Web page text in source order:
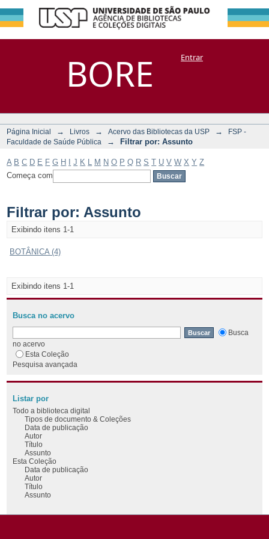
BORE
Filtrar por:
Assunto
DSpace/Manakin + CoriscoEntrar
Página Inicial → Livros → Acervo das Bibliotecas da USP →
FSP -
Faculdade de Saúde Pública
→ Filtrar por: Assunto
A B C D E F G H J K M N O P Q R S T U V W X Y Z
Começa com
Filtrar por: Assunto
Exibindo itens 1-1
BOTÂNICA (4)
Exibindo itens 1-1
Busca no acervo
Busca
no acervo
Esta Coleção
Pesquisa avançada
Listar por
Todo a biblioteca digital
Tipos de documento & Coleções
Data de publicação
Autor
Título
Assunto
Esta Coleção
Data de publicação
Autor
Título
Assunto